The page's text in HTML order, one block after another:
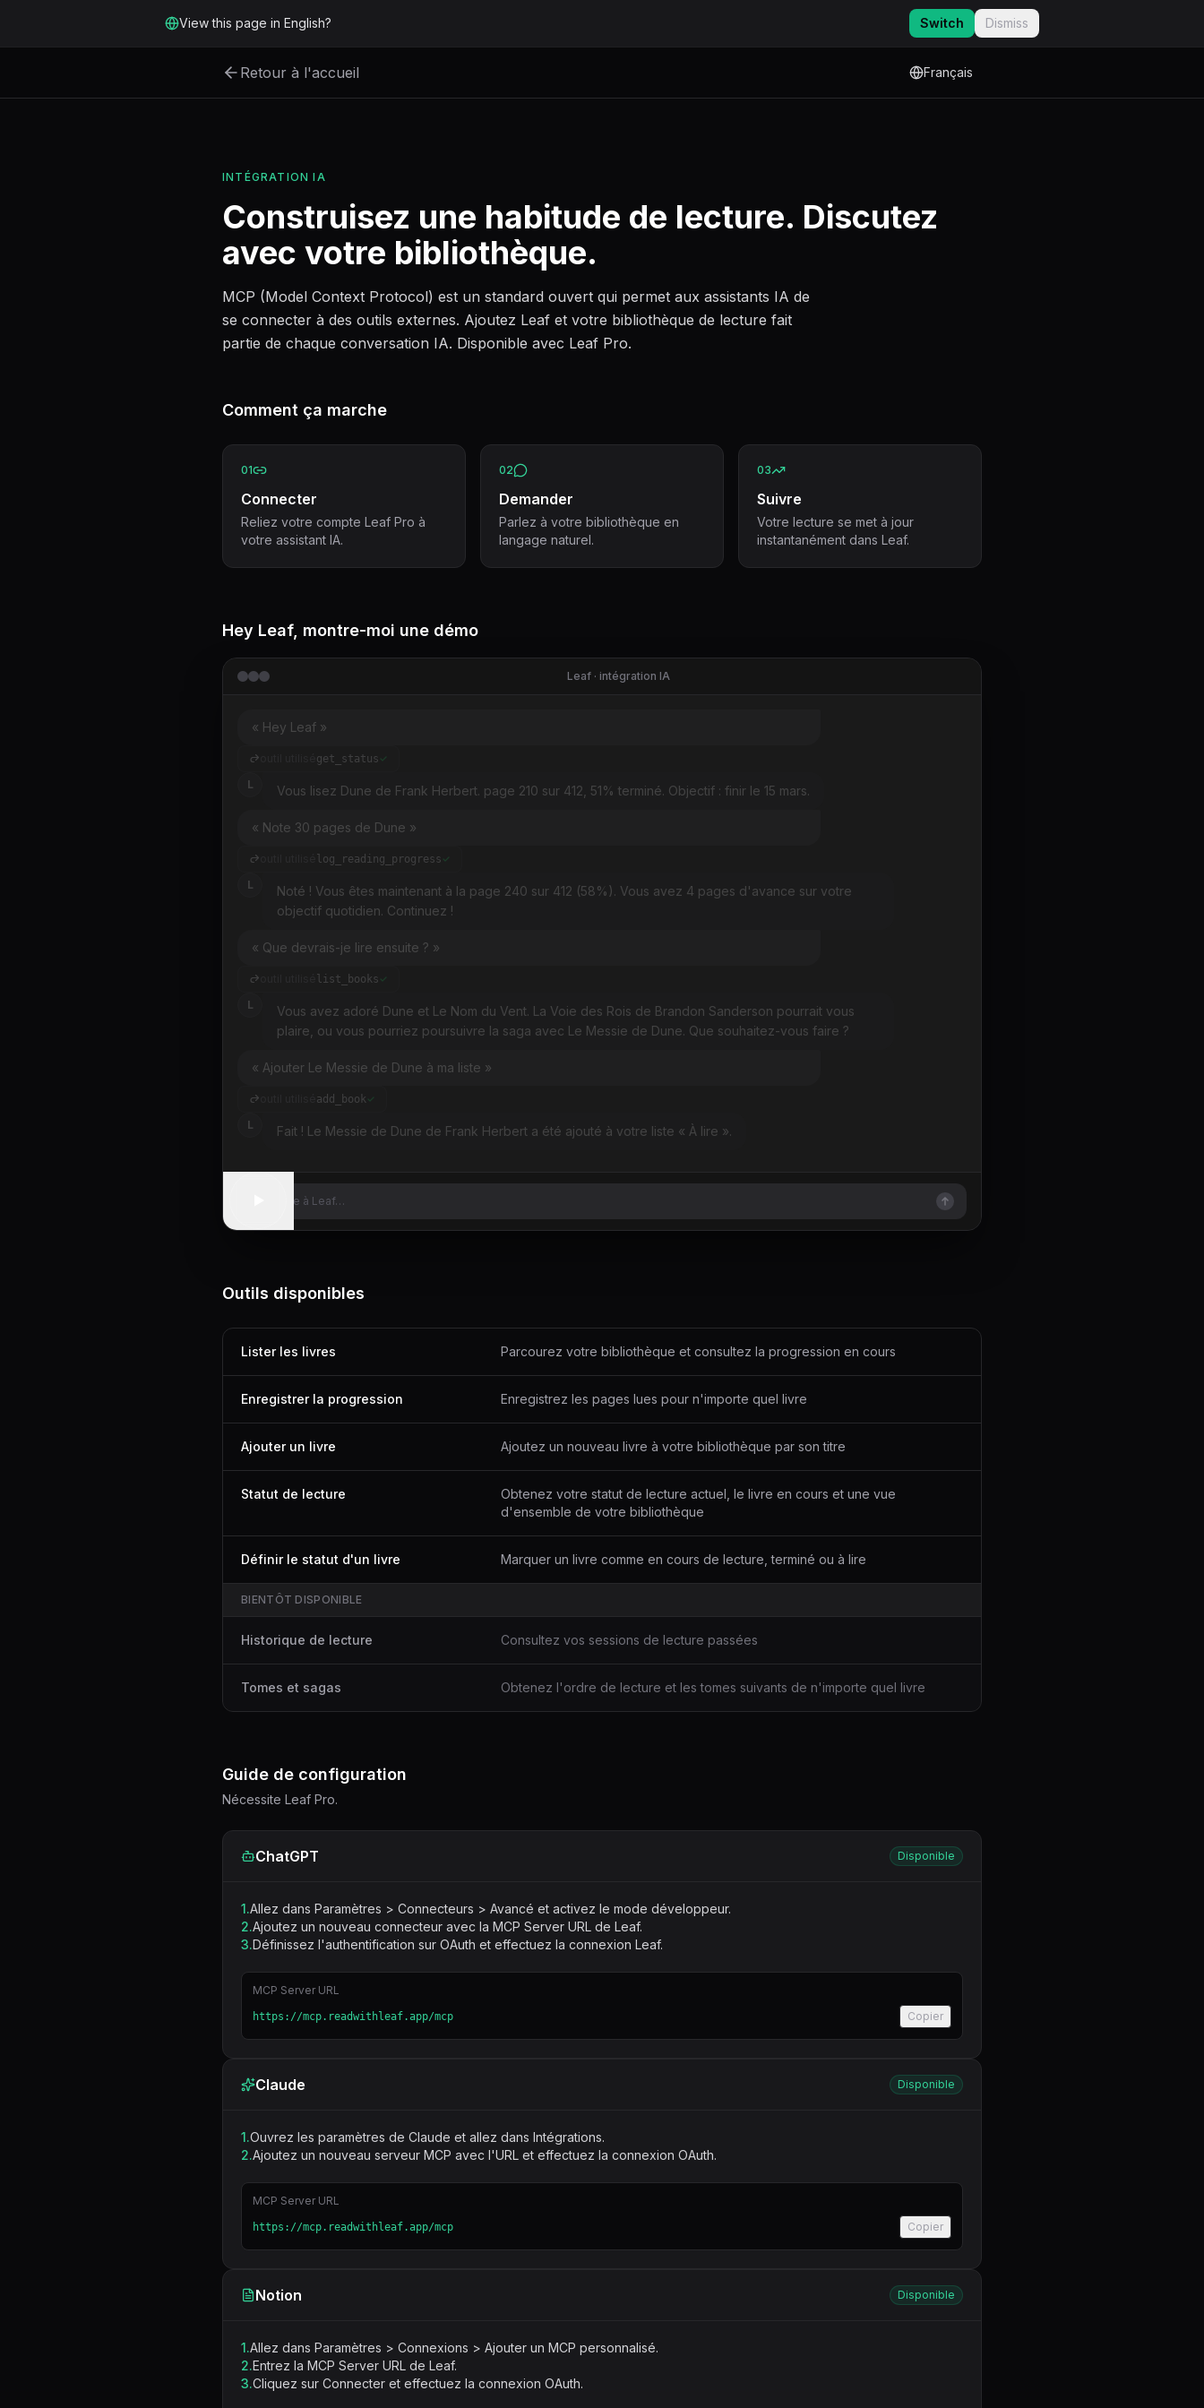
View this page in English? Switch Dismiss
Retour à l'accueil Français
INTÉGRATION IA
Construisez une habitude de lecture. Discutez
avec votre bibliothèque.
MCP (Model Context Protocol) est un standard ouvert qui permet aux assistants IA de
se connecter à des outils externes. Ajoutez Leaf et votre bibliothèque de lecture fait
partie de chaque conversation IA. Disponible avec Leaf Pro.
Comment ça marche
01
Connecter
Reliez votre compte Leaf Pro à
votre assistant IA.
02
Demander
Parlez à votre bibliothèque en
langage naturel.
03
Suivre
Votre lecture se met à jour
instantanément dans Leaf.
Hey Leaf, montre-moi une démo
Leaf · intégration IA
« Hey Leaf »
get_status
L Vous lisez Dune de Frank Herbert. page 210 sur 412, 51% terminé. Objectif : finir le 15 mars.
« Note 30 pages de Dune »
log_reading_progress
L
Noté ! Vous êtes maintenant à la page 240 sur 412 (58%). Vous avez 4 pages d'avance sur votre
objectif quotidien. Continuez !
« Que devrais-je lire ensuite ? »
list_books
L
Vous avez adoré Dune et Le Nom du Vent. La Voie des Rois de Brandon Sanderson pourrait vous
plaire, ou vous pourriez poursuivre la saga avec Le Messie de Dune. Que souhaitez-vous faire ?
« Ajouter Le Messie de Dune à ma liste »
add_book
L Fait ! Le Messie de Dune de Frank Herbert a été ajouté à votre liste « À lire ».
Message à Leaf…
Outils disponibles
Lister les livres Parcourez votre bibliothèque et consultez la progression en cours
Enregistrer la progression Enregistrez les pages lues pour n'importe quel livre
Ajouter un livre Ajoutez un nouveau livre à votre bibliothèque par son titre
Statut de lecture
Obtenez votre statut de lecture actuel, le livre en cours et une vue
d'ensemble de votre bibliothèque
Définir le statut d'un livre Marquer un livre comme en cours de lecture, terminé ou à lire
BIENTÔT DISPONIBLE
Historique de lecture Consultez vos sessions de lecture passées
Tomes et sagas Obtenez l'ordre de lecture et les tomes suivants de n'importe quel livre
Guide de configuration
Nécessite Leaf Pro.
ChatGPT Disponible
1.Allez dans Paramètres > Connecteurs > Avancé et activez le mode développeur.
2.Ajoutez un nouveau connecteur avec la MCP Server URL de Leaf.
3.Définissez l'authentification sur OAuth et effectuez la connexion Leaf.
MCP Server URL
https://mcp.readwithleaf.app/mcp Copier
Claude Disponible
1.Ouvrez les paramètres de Claude et allez dans Intégrations.
2.Ajoutez un nouveau serveur MCP avec l'URL et effectuez la connexion OAuth.
MCP Server URL
https://mcp.readwithleaf.app/mcp Copier
Notion Disponible
1.Allez dans Paramètres > Connexions > Ajouter un MCP personnalisé.
2.Entrez la MCP Server URL de Leaf.
3.Cliquez sur Connecter et effectuez la connexion OAuth.